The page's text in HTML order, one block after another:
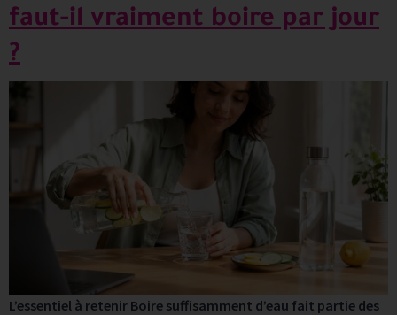
faut-il vraiment boire par jour
?
L’essentiel à retenir Boire suffisamment d’eau fait partie des